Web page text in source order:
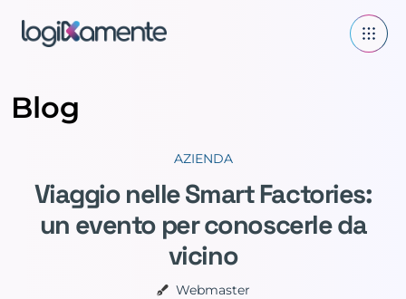
Blog
AZIENDA
Viaggio nelle Smart Factories:
un evento per conoscerle da
vicino
Webmaster